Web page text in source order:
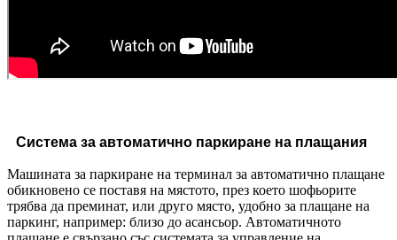
Система за автоматично паркиране на плащания
Машината за паркиране на терминал за автоматично плащане
обикновено се поставя на мястото, през което шофьорите
трябва да преминат, или друго място, удобно за плащане на
паркинг, например: близо до асансьор. Автоматичното